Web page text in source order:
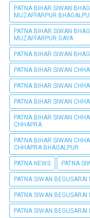
PATNA BIHAR SIWAN
MUZAFFARPUR
PATNA BIHAR SIWAN
MUZAFFARPUR GAYA
PATNA BIHAR SIWAN
PATNA BIHAR SIWAN
PATNA BIHAR SIWAN
PATNA BIHAR SIWAN
PATNA BIHAR SIWAN
CHHAPRA
PATNA BIHAR SIWAN
CHHAPRA BHAGALPUR
PATNA NEWS PATNA
PATNA SIWAN
PATNA SIWAN BEGUSARAI
PATNA SIWAN BEGUSARAI